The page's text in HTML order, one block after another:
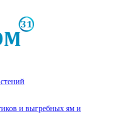
и выгребных ям и